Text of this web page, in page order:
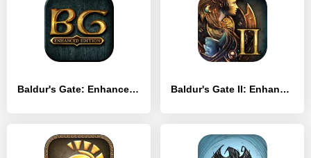
Baldur's Gate: Enhanced Edition Baldur's Gate II: Enhanced Edition